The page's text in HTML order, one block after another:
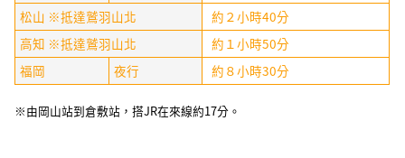
松山 ※抵達鷲羽山北
約２小時40分
高知 ※抵達鷲羽山北
約１小時50分
福岡
夜行 約８小時30分
※由岡山站到倉敷站，搭JR在來線約17分。